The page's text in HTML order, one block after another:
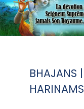
BHAJANS
HARINAMS